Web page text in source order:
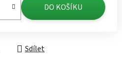
DO KOŠÍKU
Sdílet